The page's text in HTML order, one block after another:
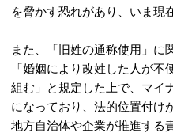
を脅かす恐れがあり、いま現
また、「旧姓の通称使用」に
「婚姻により改姓した人が
組む」と規定した上で、マイ
になっており、法的位置付け
地方自治体や企業が推進する